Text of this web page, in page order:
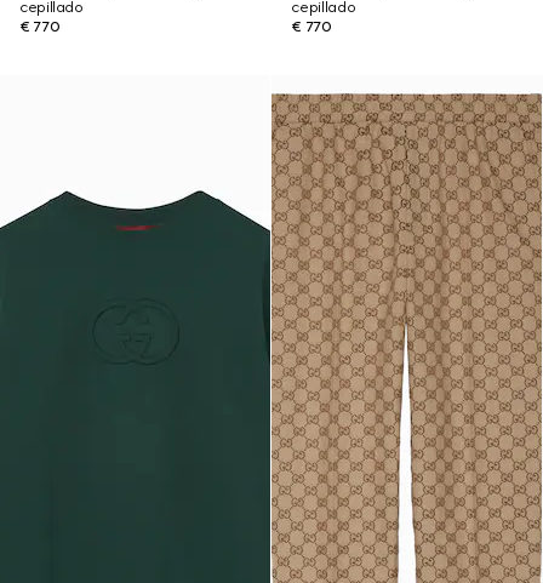
cepillado
€ 770
cepillado
€ 770